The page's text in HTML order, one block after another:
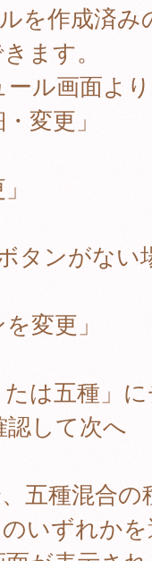
を作成済み
ます。
ル画面より
変更」
タンがない
変更」
たは五種」
して次へ
五種混合の
いずれか